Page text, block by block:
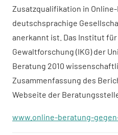
Zusatzqualifikation in
deutschsprachige
anerkannt ist. Das Institut
Gewaltforschung (IKG) der
Beratung 2010
Zusammenfassung des
Webseite der
www.online-beratung-